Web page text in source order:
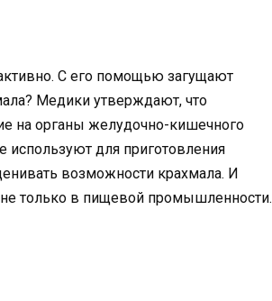
С его помощью загущают
Медики утверждают, что
на органы желудочно-кишечного
используют для приготовления
возможности крахмала. И
только в пищевой промышленности.